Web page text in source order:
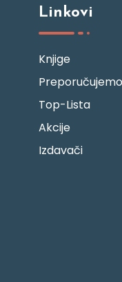
Linkovi
Knjige
Preporučujemo
Top-Lista
Akcije
Izdavači